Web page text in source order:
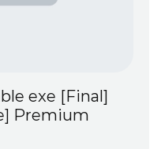
exe [Final]
Premium